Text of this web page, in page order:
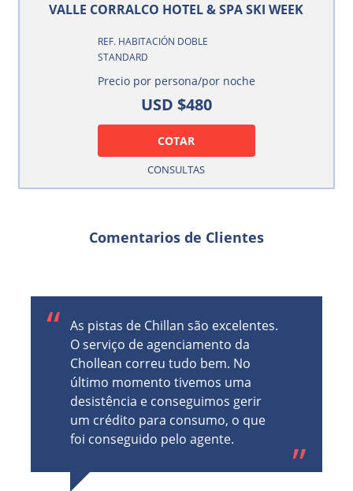
VALLE CORRALCO HOTEL & SPA SKI WEEK
REF. HABITACIÓN DOBLE
STANDARD
Precio por persona/por noche
USD $480
COTAR
CONSULTAS
Comentarios de Clientes
Our drivers to and from the
mountain from Santiago were
prompt, and respectful.
Caroline
7/2024